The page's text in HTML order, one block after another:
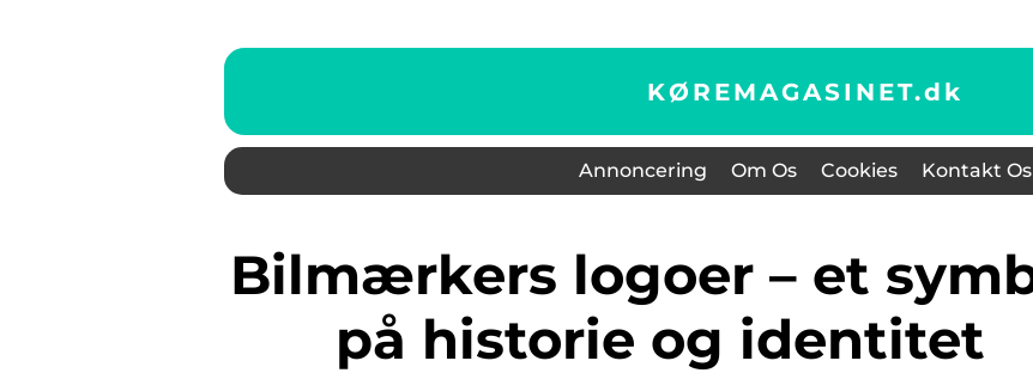
KØREMAGASINET.dk
Annoncering Om Os Cookies Kontakt Os
Bilmærkers logoer – et symbol
på historie og identitet